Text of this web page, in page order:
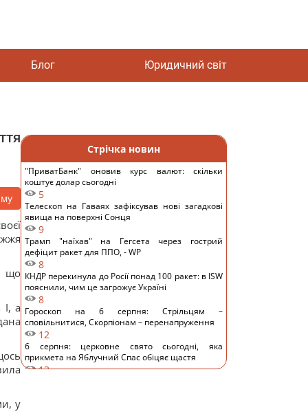
Блог Юридичний світ
що
I, а
у
Стрічка новин
"ПриватБанк" оновив курс валют: скільки
коштує долар сьогодні
5
Телескоп на Гаваях зафіксував нові загадкові
явища на поверхні Сонця
9
Трамп "наїхав" на Гегсета через гострий
дефіцит ракет для ППО, - WP
8
КНДР перекинула до Росії понад 100 ракет: в ISW
пояснили, чим це загрожує Україні
8
Гороскоп на 6 серпня: Стрільцям –
сповільнитися, Скорпіонам – перенапруження
12
6 серпня: церковне свято сьогодні, яка
прикмета на Яблучний Спас обіцяє щастя
13